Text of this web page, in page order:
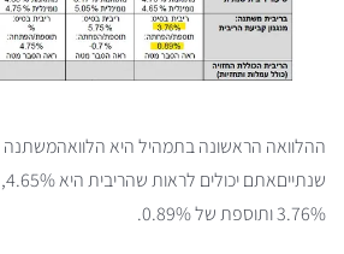
ההלוואה הראשונה בתמהיל היא הלוואהמשתנה
שנתיים
3.76% ותוספת של 0.89%.